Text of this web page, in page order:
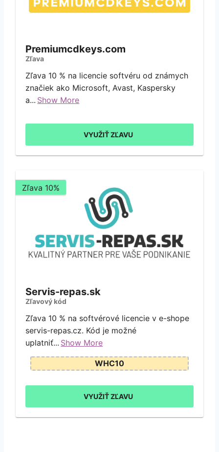
Premiumcdkeys.com
Zľava
Zľava 10 % na licencie softvéru od známych
značiek ako Microsoft, Avast, Kaspersky
a... Show More
VYUŽIŤ ZĽAVU
Zľava 10%
Servis-repas.sk
Zľavový kód
Zľava 10 % na softvérové licencie v e-shope
servis-repas.cz. Kód je možné
uplatniť... Show More
WHC10
VYUŽIŤ ZĽAVU